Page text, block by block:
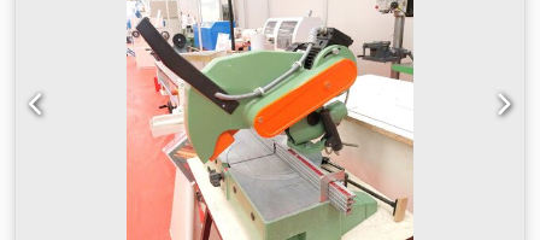
бигует каждый лист по CAD-файлу и практически
полностью автоматически выгружает. Для установки
машины с автоматической загрузкой и выгрузкой требуется
площадь примерно 4,5 x 11,5 м. Прилагаемые
инструменты показаны на фотографиях. Один инструмент
(05278) погнут и продаётся как неисправный. Покупатель
при желании может попытаться его отремонтировать.